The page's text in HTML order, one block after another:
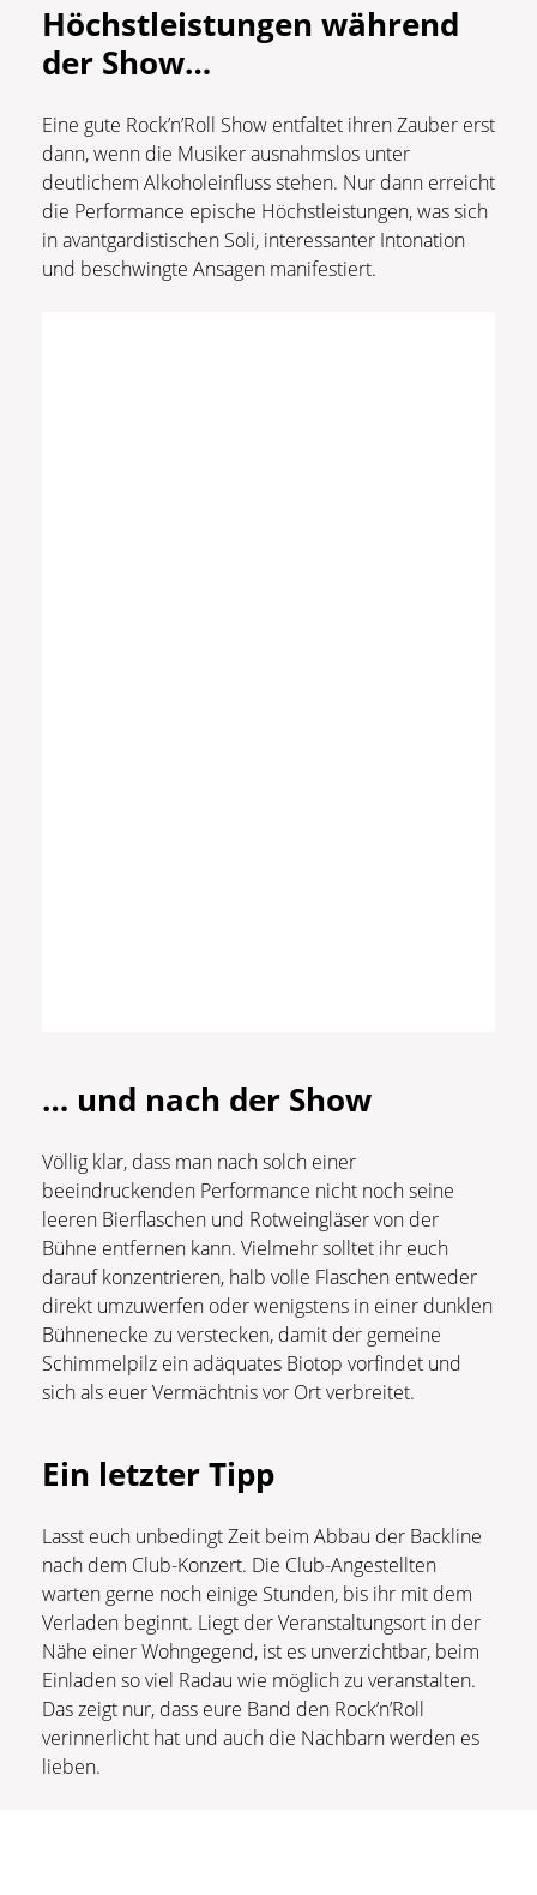
Höchstleistungen während
der Show…
Eine gute Rock’n’Roll Show entfaltet ihren Zauber erst
dann, wenn die Musiker ausnahmslos unter
deutlichem Alkoholeinfluss stehen. Nur dann erreicht
die Performance epische Höchstleistungen, was sich
in avantgardistischen Soli, interessanter Intonation
und beschwingte Ansagen manifestiert.
… und nach der Show
Völlig klar, dass man nach solch einer
beeindruckenden Performance nicht noch seine
leeren Bierflaschen und Rotweingläser von der
Bühne entfernen kann. Vielmehr solltet ihr euch
darauf konzentrieren, halb volle Flaschen entweder
direkt umzuwerfen oder wenigstens in einer dunklen
Bühnenecke zu verstecken, damit der gemeine
Schimmelpilz ein adäquates Biotop vorfindet und
sich als euer Vermächtnis vor Ort verbreitet.
Ein letzter Tipp
Lasst euch unbedingt Zeit beim Abbau der Backline
nach dem Club-Konzert. Die Club-Angestellten
warten gerne noch einige Stunden, bis ihr mit dem
Verladen beginnt. Liegt der Veranstaltungsort in der
Nähe einer Wohngegend, ist es unverzichtbar, beim
Einladen so viel Radau wie möglich zu veranstalten.
Das zeigt nur, dass eure Band den Rock’n’Roll
verinnerlicht hat und auch die Nachbarn werden es
lieben.